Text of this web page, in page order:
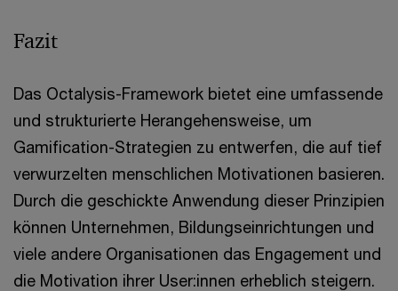
Fazit
Das Octalysis-Framework bietet eine umfassende
und strukturierte Herangehensweise, um
Gamification-Strategien zu entwerfen, die auf tief
verwurzelten menschlichen Motivationen basieren.
Durch die geschickte Anwendung dieser Prinzipien
können Unternehmen, Bildungseinrichtungen und
viele andere Organisationen das Engagement und
die Motivation ihrer User:innen erheblich steigern.